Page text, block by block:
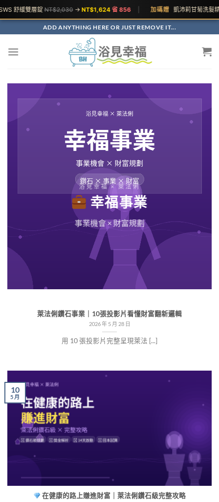
舒緩雙層錠NT$2,030→NT$1,624 省 856 加碼贈 凱沛莉甘菊洗髮精
ADD ANYTHING HERE OR JUST REMOVE IT...
浴見幸福 × 萊法俐
幸福事業
事業機會 × 財富規劃
萊法俐鑽石事業｜10張投影片看懂財富翻新邏輯
2026 年 5 月 28 日
用 10 張投影片完整呈現萊法 [...]
在健康的路上賺進財富｜萊法俐鑽石級完整攻略
10
5 月